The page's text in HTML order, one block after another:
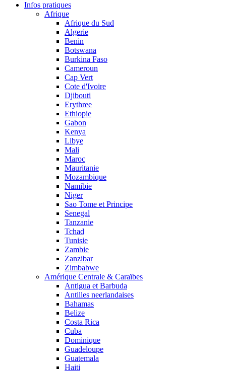
Infos pratiques
Afrique
Afrique du Sud
Algerie
Benin
Botswana
Burkina Faso
Cameroun
Cap Vert
Cote d'Ivoire
Djibouti
Erythree
Ethiopie
Gabon
Kenya
Libye
Mali
Maroc
Mauritanie
Mozambique
Namibie
Niger
Sao Tome et Principe
Senegal
Tanzanie
Tchad
Tunisie
Zambie
Zanzibar
Zimbabwe
Amérique Centrale & Caraïbes
Antigua et Barbuda
Antilles neerlandaises
Bahamas
Belize
Costa Rica
Cuba
Dominique
Guadeloupe
Guatemala
Haiti